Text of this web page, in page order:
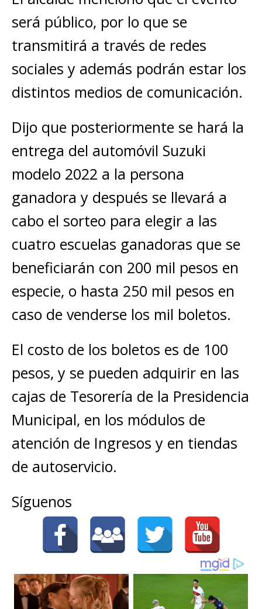
será público, por lo que se
transmitirá a través de redes
sociales y además podrán estar los
distintos medios de comunicación.
Dijo que posteriormente se hará la
entrega del automóvil Suzuki
modelo 2022 a la persona
ganadora y después se llevará a
cabo el sorteo para elegir a las
cuatro escuelas ganadoras que se
beneficiarán con 200 mil pesos en
especie, o hasta 250 mil pesos en
caso de venderse los mil boletos.
El costo de los boletos es de 100
pesos, y se pueden adquirir en las
cajas de Tesorería de la Presidencia
Municipal, en los módulos de
atención de Ingresos y en tiendas
de autoservicio.
Síguenos